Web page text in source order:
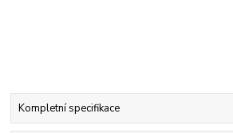
Kompletní specifikace